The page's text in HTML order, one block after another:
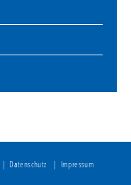
Datenschutz Impressum